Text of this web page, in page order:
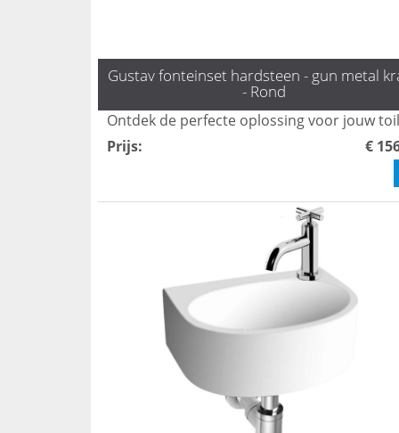
Gustav fonteinset hardsteen - gun metal
- Rond
Prijs: €